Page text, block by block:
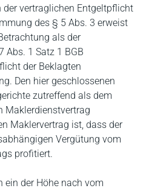
vertraglichen Entgeltpflicht
des § 5 Abs. 3 erweist
als der
Abs. 1 Satz 1 BGB
der Beklagten
Den hier geschlossenen
zutreffend als dem
Maklerdienstvertrag
Maklervertrag ist, dass der
Vergütung vom
profitiert.
ein der Höhe nach vom